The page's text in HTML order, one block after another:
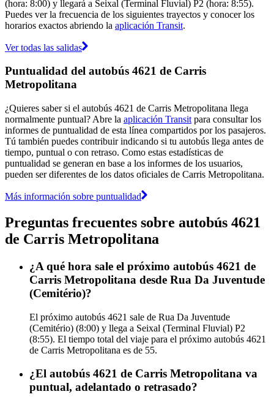
(hora: 8:00) y llegará a Seixal (Terminal Fluvial) P2 (hora: 8:55).
Puedes ver la frecuencia de los siguientes trayectos y conocer los
horarios exactos abriendo la aplicación Transit.
Ver todas las salidas
Puntualidad del autobús 4621 de Carris
Metropolitana
¿Quieres saber si el autobús 4621 de Carris Metropolitana llega
normalmente puntual? Abre la aplicación Transit para consultar los
informes de puntualidad de esta línea compartidos por los pasajeros.
Tú también puedes contribuir indicando si tu autobús llega antes de
tiempo, puntual o con retraso. Como estas estadísticas de
puntualidad se generan en base a los informes de los usuarios,
pueden ser diferentes de los datos oficiales de Carris Metropolitana.
Más información sobre puntualidad
Preguntas frecuentes sobre autobús 4621
de Carris Metropolitana
¿A qué hora sale el próximo autobús 4621 de
Carris Metropolitana desde Rua Da Juventude
(Cemitério)?
El próximo autobús 4621 sale de Rua Da Juventude
(Cemitério) (8:00) y llega a Seixal (Terminal Fluvial) P2
(8:55). El tiempo total del viaje para el próximo autobús 4621
de Carris Metropolitana es de 55.
¿El autobús 4621 de Carris Metropolitana va
puntual, adelantado o retrasado?